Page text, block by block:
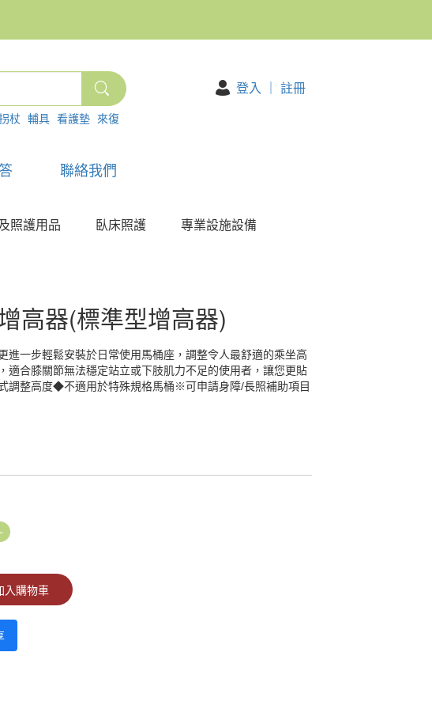
杖 輔具 看護墊 來復
登入 ｜ 註冊
聯絡我們
照護用品 臥床照護 專業設施設備
高器(標準型增高器)
一步輕鬆安裝於日常使用馬桶座，調整令人最舒適的乘坐高
適合膝關節無法穩定站立或下肢肌力不足的使用者，讓您更貼
調整高度◆不適用於特殊規格馬桶※可申請身障/長照補助項目
入購物車